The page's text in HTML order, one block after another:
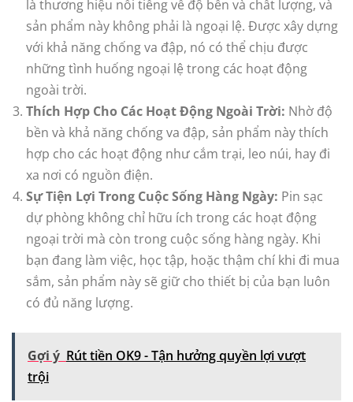
là thương hiệu nổi tiếng về độ bền và chất lượng, và
sản phẩm này không phải là ngoại lệ. Được xây dựng
với khả năng chống va đập, nó có thể chịu được
những tình huống ngoại lệ trong các hoạt động
ngoài trời.
Thích Hợp Cho Các Hoạt Động Ngoài Trời: Nhờ độ
bền và khả năng chống va đập, sản phẩm này thích
hợp cho các hoạt động như cắm trại, leo núi, hay đi
xa nơi có nguồn điện.
Sự Tiện Lợi Trong Cuộc Sống Hàng Ngày: Pin sạc
dự phòng không chỉ hữu ích trong các hoạt động
ngoại trời mà còn trong cuộc sống hàng ngày. Khi
bạn đang làm việc, học tập, hoặc thậm chí khi đi mua
sắm, sản phẩm này sẽ giữ cho thiết bị của bạn luôn
có đủ năng lượng.
Gợi ý Rút tiền OK9 - Tận hưởng quyền lợi vượt
trội